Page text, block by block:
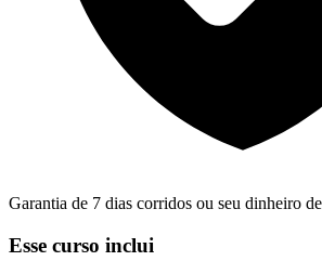
Garantia de 7 dias corridos ou seu dinheiro
Esse curso inclui